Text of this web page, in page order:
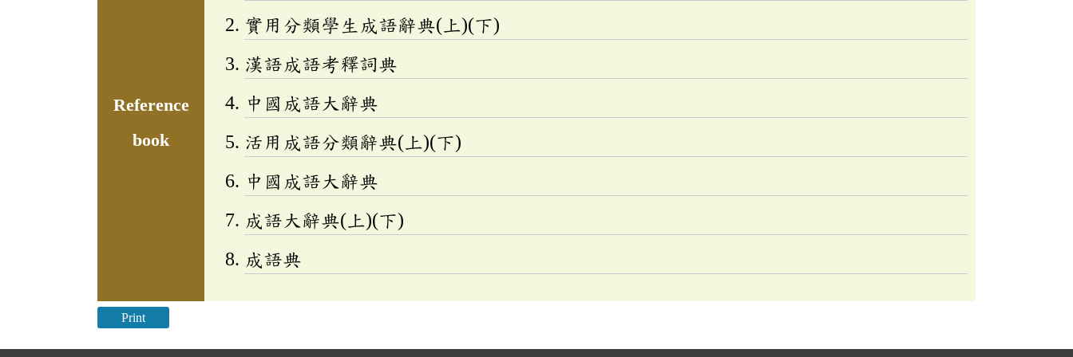
Reference
book
實用分類學生成語辭典(上)(下)
漢語成語考釋詞典
中國成語大辭典
活用成語分類辭典(上)(下)
中國成語大辭典
成語大辭典(上)(下)
成語典
Print